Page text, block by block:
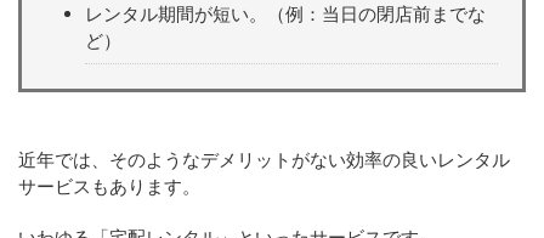
レンタル期間が短い。（例：当日の閉店前までな
ど）
近年では、そのようなデメリットがない効率の良いレンタル
サービスもあります。